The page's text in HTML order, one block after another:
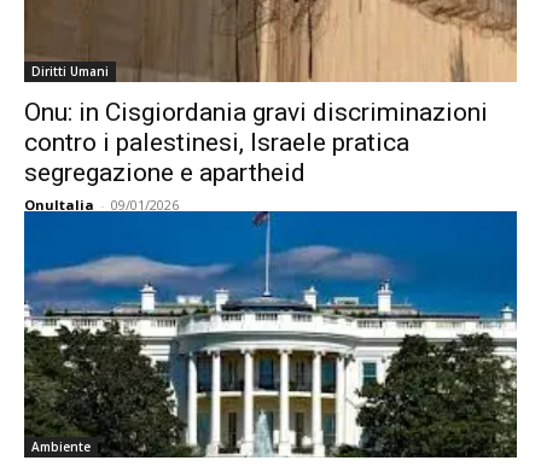
Diritti Umani
Onu: in Cisgiordania gravi discriminazioni
contro i palestinesi, Israele pratica
segregazione e apartheid
OnuItalia - 09/01/2026
Ambiente